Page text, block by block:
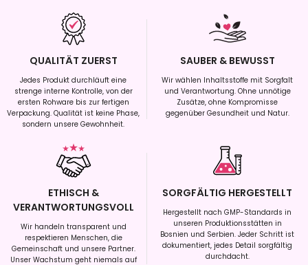
QUALITÄT ZUERST
Jedes Produkt durchläuft eine
strenge interne Kontrolle, von der
ersten Rohware bis zur fertigen
Verpackung. Qualität ist keine Phase,
sondern unsere Gewohnheit.
SAUBER & BEWUSST
Wir wählen Inhaltsstoffe mit Sorgfalt
und Verantwortung. Ohne unnötige
Zusätze, ohne Kompromisse
gegenüber Gesundheit und Natur.
ETHISCH &
VERANTWORTUNGSVOLL
Wir handeln transparent und
respektieren Menschen, die
Gemeinschaft und unsere Partner.
Unser Wachstum geht niemals auf
SORGFÄLTIG HERGESTELLT
Hergestellt nach GMP-Standards in
unseren Produktionsstätten in
Bosnien und Serbien. Jeder Schritt ist
dokumentiert, jedes Detail sorgfältig
durchdacht.